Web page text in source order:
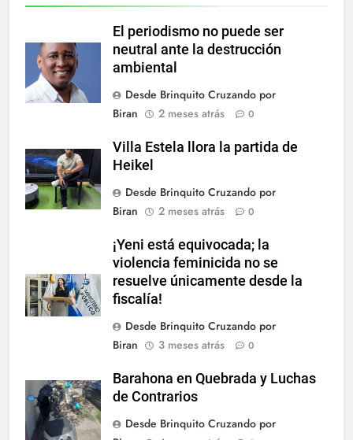
El periodismo no puede ser
neutral ante la destrucción
ambiental
Desde Brinquito Cruzando por
Biran
2 meses atrás 0
Villa Estela llora la partida de
Heikel
Desde Brinquito Cruzando por
Biran
2 meses atrás 0
¡Yeni está equivocada; la
violencia feminicida no se
resuelve únicamente desde la
fiscalía!
Desde Brinquito Cruzando por
Biran
3 meses atrás 0
Barahona en Quebrada y Luchas
de Contrarios
Desde Brinquito Cruzando por